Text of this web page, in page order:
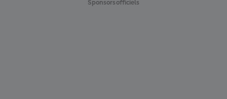
Sponsors officiels